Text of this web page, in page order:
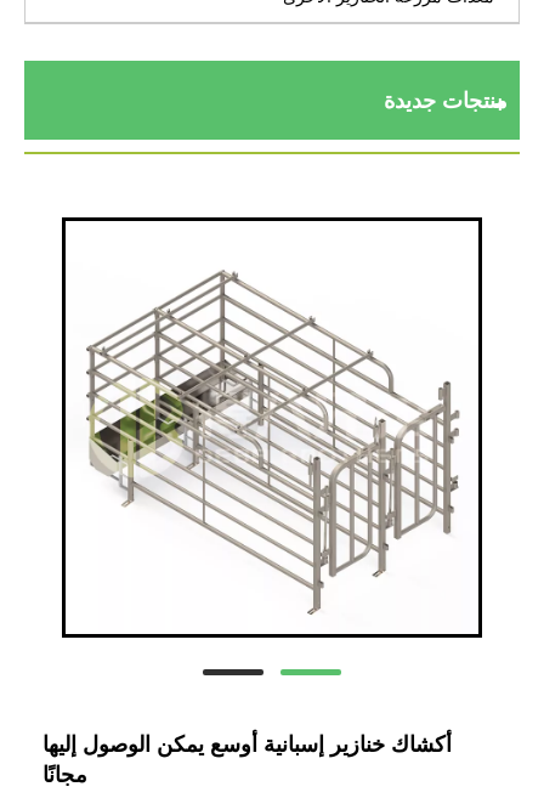
منتجات جديدة
أكشاك خنازير إسبانية أوسع يمكن الوصول إليها
مجانًا